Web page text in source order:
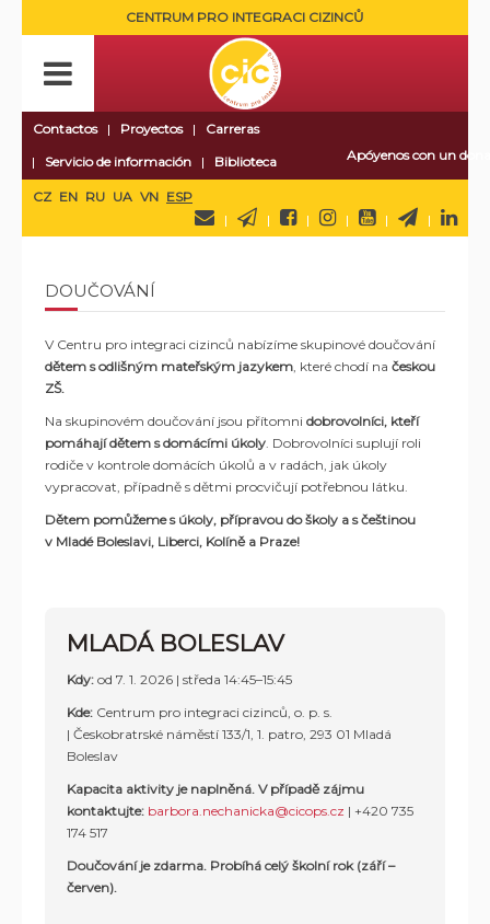
CENTRUM PRO INTEGRACI CIZINCŮ
Contactos Proyectos
Carreras
Servicio de información
Biblioteca Apóyenos con un
CZ EN RU UA VN ESP
DOUČOVÁNÍ
V Centru pro integraci cizinců nabízíme skupinové doučování
dětem s odlišným mateřským jazykem, které chodí na českou
ZŠ.
Na skupinovém doučování jsou přítomni dobrovolníci, kteří
pomáhají dětem s domácími úkoly. Dobrovolníci suplují roli
rodiče v kontrole domácích úkolů a v radách, jak úkoly
vypracovat, případně s dětmi procvičují potřebnou látku.
Dětem pomůžeme s úkoly, přípravou do školy a s češtinou
v Mladé Boleslavi, Liberci, Kolíně a Praze!
MLADÁ BOLESLAV
Kdy: od 7. 1. 2026 | středa 14:45–15:45
Kde: Centrum pro integraci cizinců, o. p. s.
| Českobratrské náměstí 133/1, 1. patro, 293 01 Mladá
Boleslav
Kapacita aktivity je naplněná. V případě zájmu
kontaktujte: barbora.nechanicka@cicops.cz | +420 735
174 517
Doučování je zdarma. Probíhá celý školní rok (září –
červen).